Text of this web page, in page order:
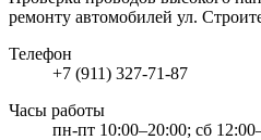
ремонту автомобилей ул.
Телефон
+7 (911) 327-71-87
Часы работы
пн-пт 10:00–20:00; сб